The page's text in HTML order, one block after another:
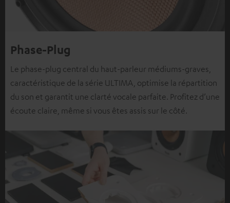
Phase-Plug
Le phase-plug central du haut-parleur médiums-graves,
caractéristique de la série ULTIMA, optimise la répartition
du son et garantit une clarté vocale parfaite. Profitez d’une
écoute claire, même si vous êtes assis sur le côté.